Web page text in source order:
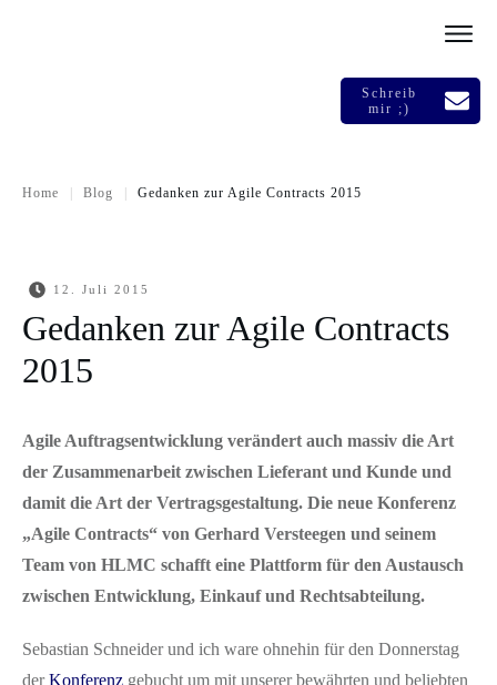
Schreib
mir ;)
Home | Blog | Gedanken zur Agile Contracts 2015
12. Juli 2015
Gedanken zur Agile Contracts
2015
Agile Auftragsentwicklung verändert auch massiv die Art
der Zusammenarbeit zwischen Lieferant und Kunde und
damit die Art der Vertragsgestaltung. Die neue Konferenz
„Agile Contracts“ von Gerhard Versteegen und seinem
Team von HLMC schafft eine Plattform für den Austausch
zwischen Entwicklung, Einkauf und Rechtsabteilung.
Sebastian Schneider und ich ware ohnehin für den Donnerstag
derKonferenz gebucht um mit unserer bewährten und beliebten